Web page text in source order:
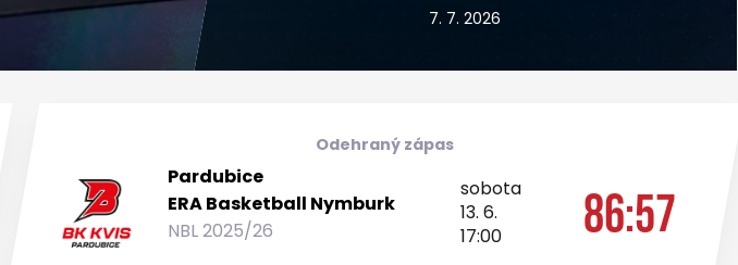
7. 7. 2026
Odehraný zápas
Pardubice
ERA Basketball Nymburk
NBL 2025/26
sobota
13. 6.
17:00
86:57